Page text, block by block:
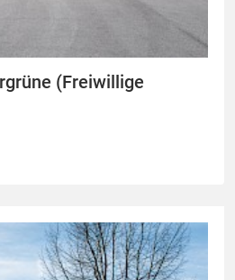
(Freiwillige